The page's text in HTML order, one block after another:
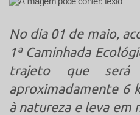
No dia 01 de maio,
1ª Caminhada
trajeto que
aproximadamente 6
à natureza e leva em